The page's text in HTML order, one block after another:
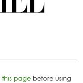
this page before using